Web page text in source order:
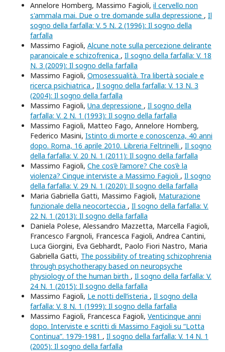
Annelore Homberg, Massimo Fagioli, il cervello non
s'ammala mai. Due o tre domande sulla depressione , Il
sogno della farfalla: V. 5 N. 2 (1996): Il sogno della
farfalla
Massimo Fagioli, Alcune note sulla percezione delirante
paranoicale e schizofrenica , Il sogno della farfalla: V. 18
N. 3 (2009): Il sogno della farfalla
Massimo Fagioli, Omosessualità. Tra libertà sociale e
ricerca psichiatrica , Il sogno della farfalla: V. 13 N. 3
(2004): Il sogno della farfalla
Massimo Fagioli, Una depressione , Il sogno della
farfalla: V. 2 N. 1 (1993): Il sogno della farfalla
Massimo Fagioli, Matteo Fago, Annelore Homberg,
Federico Masini, Istinto di morte e conoscenza, 40 anni
dopo. Roma, 16 aprile 2010. Libreria Feltrinelli , Il sogno
della farfalla: V. 20 N. 1 (2011): Il sogno della farfalla
Massimo Fagioli, Che cos’è l’amore? Che cos’è la
violenza? Cinque interviste a Massimo Fagioli , Il sogno
della farfalla: V. 29 N. 1 (2020): Il sogno della farfalla
Maria Gabriella Gatti, Massimo Fagioli, Maturazione
funzionale della neocorteccia , Il sogno della farfalla: V.
22 N. 1 (2013): Il sogno della farfalla
Daniela Polese, Alessandro Mazzetta, Marcella Fagioli,
Francesco Fargnoli, Francesca Fagioli, Andrea Cantini,
Luca Giorgini, Eva Gebhardt, Paolo Fiori Nastro, Maria
Gabriella Gatti, The possibility of treating schizophrenia
through psychotherapy based on neuropsyche
physiology of the human birth , Il sogno della farfalla: V.
24 N. 1 (2015): Il sogno della farfalla
Massimo Fagioli, Le notti dell’isteria , Il sogno della
farfalla: V. 8 N. 1 (1999): Il sogno della farfalla
Massimo Fagioli, Francesca Fagioli, Venticinque anni
dopo. Interviste e scritti di Massimo Fagioli su “Lotta
Continua”. 1979-1981 , Il sogno della farfalla: V. 14 N. 1
(2005): Il sogno della farfalla